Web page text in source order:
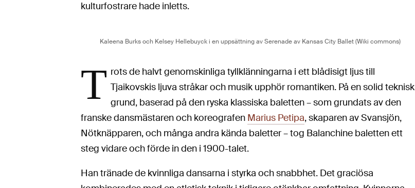
kulturfostrare hade inletts.
Kaleena Burks och Kelsey Hellebuyck i en uppsättning av Serenade av Kansas City Ballet (Wiki commons)
T rots de halvt genomskinliga tyllklänningarna i ett blådisigt ljus till
Tjaikovskis ljuva stråkar och musik upphör romantiken. På en solid teknisk
grund, baserad på den ryska klassiska baletten – som grundats av den
franske dansmästaren och koreografen Marius Petipa, skaparen av Svansjön,
Nötknäpparen, och många andra kända baletter – tog Balanchine baletten ett
steg vidare och förde in den i 1900-talet.
Han tränade de kvinnliga dansarna i styrka och snabbhet. Det graciösa